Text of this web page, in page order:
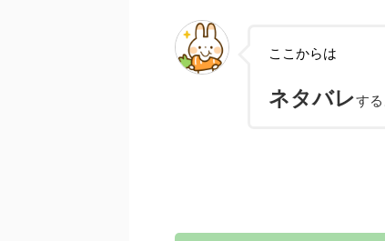
ここからは
ネタバレする